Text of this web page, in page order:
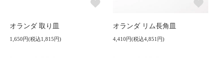
オランダ 取り皿
1,650円(税込1,815円)
オランダ リム長角皿
4,410円(税込4,851円)